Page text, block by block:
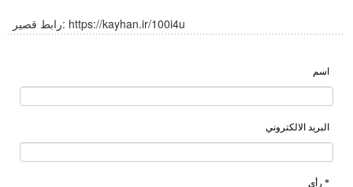
رابط قصير: https://kayhan.ir/100i4u
اسم
البريد الالكتروني
* رأي